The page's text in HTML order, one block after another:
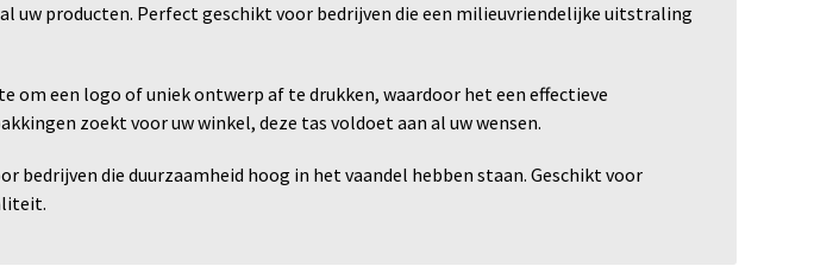
uw producten. Perfect geschikt voor bedrijven die een milieuvriendelijke uitstraling
om een logo of uniek ontwerp af te drukken, waardoor het een effectieve
zoekt voor uw winkel, deze tas voldoet aan al uw wensen.
bedrijven die duurzaamheid hoog in het vaandel hebben staan. Geschikt voor